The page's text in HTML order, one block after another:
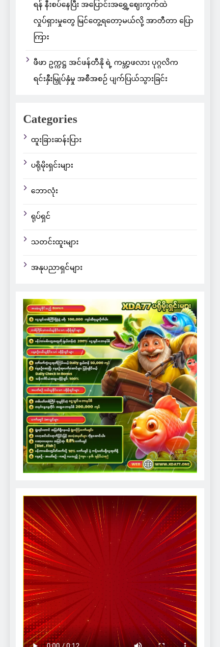
ရန် နီးစပ်နေပြီး အပြောင်းအရွှေ့ဈေးကွက်ထဲ
လှုပ်ရှားမှုတွေ မြင်တွေ့ရတော့မယ်လို့ အာတီတာ ပြော
ကြား
ဖီဖာ ဥက္ကဋ္ဌ အင်ဖန်တီနို ရဲ့ ကမ္ဘာ့ဖလား ပုဂ္ဂလိက
ရင်းနှီးမြှုပ်နှံမှု အစီအစဉ် ပျက်ပြယ်သွားခြင်း
Categories
ထူးခြားဆန်းပြား
ပရိုမိုးရှင်းများ
ဘောလုံး
ရုပ်ရှင်
သတင်းထူးများ
အနုပညာရှင်များ